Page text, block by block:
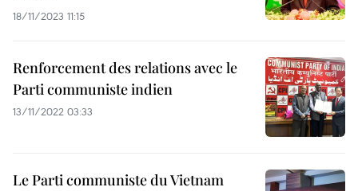
18/11/2023 11:15
Renforcement des relations avec le
Parti communiste indien
13/11/2022 03:33
Le Parti communiste du Vietnam